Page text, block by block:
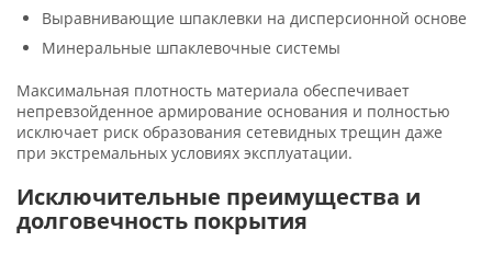
Выравнивающие шпаклевки на дисперсионной основе
Минеральные шпаклевочные системы
Максимальная плотность материала обеспечивает
непревзойденное армирование основания и полностью
исключает риск образования сетевидных трещин даже
при экстремальных условиях эксплуатации.
Исключительные преимущества и
долговечность покрытия